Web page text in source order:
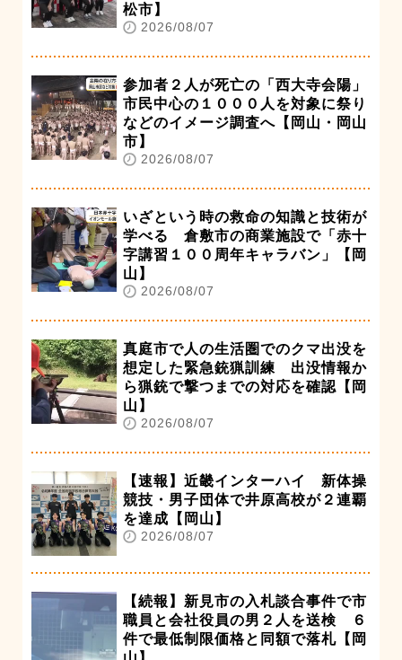
松市】
2026/08/07
参加者２人が死亡の「西大寺会陽」
市民中心の１０００人を対象に祭り
などのイメージ調査へ【岡山・岡山
市】
2026/08/07
いざという時の救命の知識と技術が
学べる 倉敷市の商業施設で「赤十
字講習１００周年キャラバン」【岡
山】
2026/08/07
真庭市で人の生活圏でのクマ出没を
想定した緊急銃猟訓練 出没情報か
ら猟銃で撃つまでの対応を確認【岡
山】
2026/08/07
【速報】近畿インターハイ 新体操
競技・男子団体で井原高校が２連覇
を達成【岡山】
2026/08/07
【続報】新見市の入札談合事件で市
職員と会社役員の男２人を送検 ６
件で最低制限価格と同額で落札【岡